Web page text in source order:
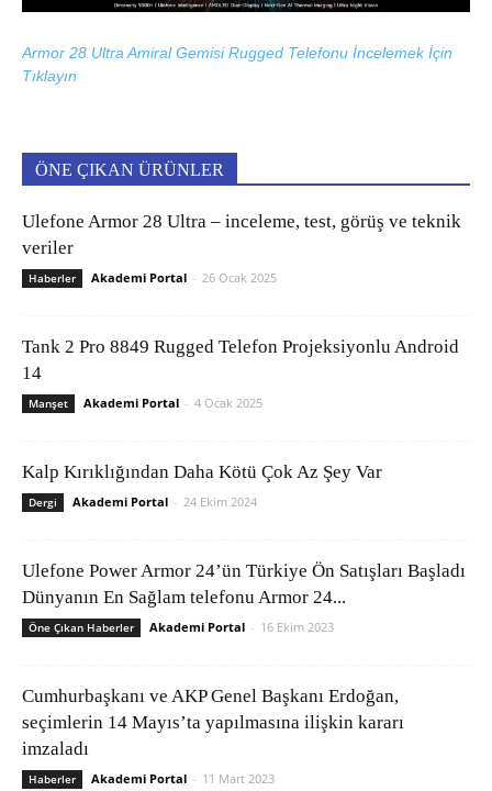
Armor 28 Ultra Amiral Gemisi Rugged Telefonu İncelemek İçin
Tıklayın
ÖNE ÇIKAN ÜRÜNLER
Ulefone Armor 28 Ultra – inceleme, test, görüş ve teknik
veriler
Haberler Akademi Portal - 26 Ocak 2025
Tank 2 Pro 8849 Rugged Telefon Projeksiyonlu Android
14
Manşet Akademi Portal - 4 Ocak 2025
Kalp Kırıklığından Daha Kötü Çok Az Şey Var
Dergi Akademi Portal - 24 Ekim 2024
Ulefone Power Armor 24’ün Türkiye Ön Satışları Başladı
Dünyanın En Sağlam telefonu Armor 24...
Öne Çıkan Haberler Akademi Portal - 16 Ekim 2023
Cumhurbaşkanı ve AKP Genel Başkanı Erdoğan,
seçimlerin 14 Mayıs’ta yapılmasına ilişkin kararı
imzaladı
Haberler Akademi Portal - 11 Mart 2023